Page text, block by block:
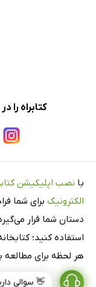
👋 سوالی
کتابراه را
با نصب اپلیکیشن
الکترونیک برای شما
دستان شما قرار
استفاده کنید؛
هر لحظه برای مطالعه